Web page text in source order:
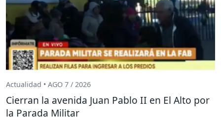
Actualidad • AGO 7 / 2026
Cierran la avenida Juan Pablo II en El Alto por
la Parada Militar